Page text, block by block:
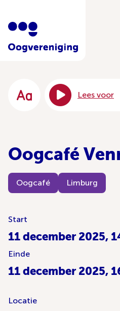
Lees voor
Oogcafé
Oogcafé Limburg
Start
11 december 2025,
Einde
11 december 2025,
Locatie